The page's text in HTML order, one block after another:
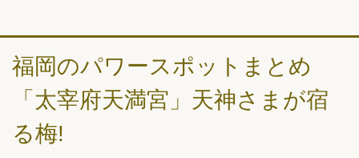
福岡のパワースポットまとめ
「太宰府天満宮」天神さまが宿
る梅!